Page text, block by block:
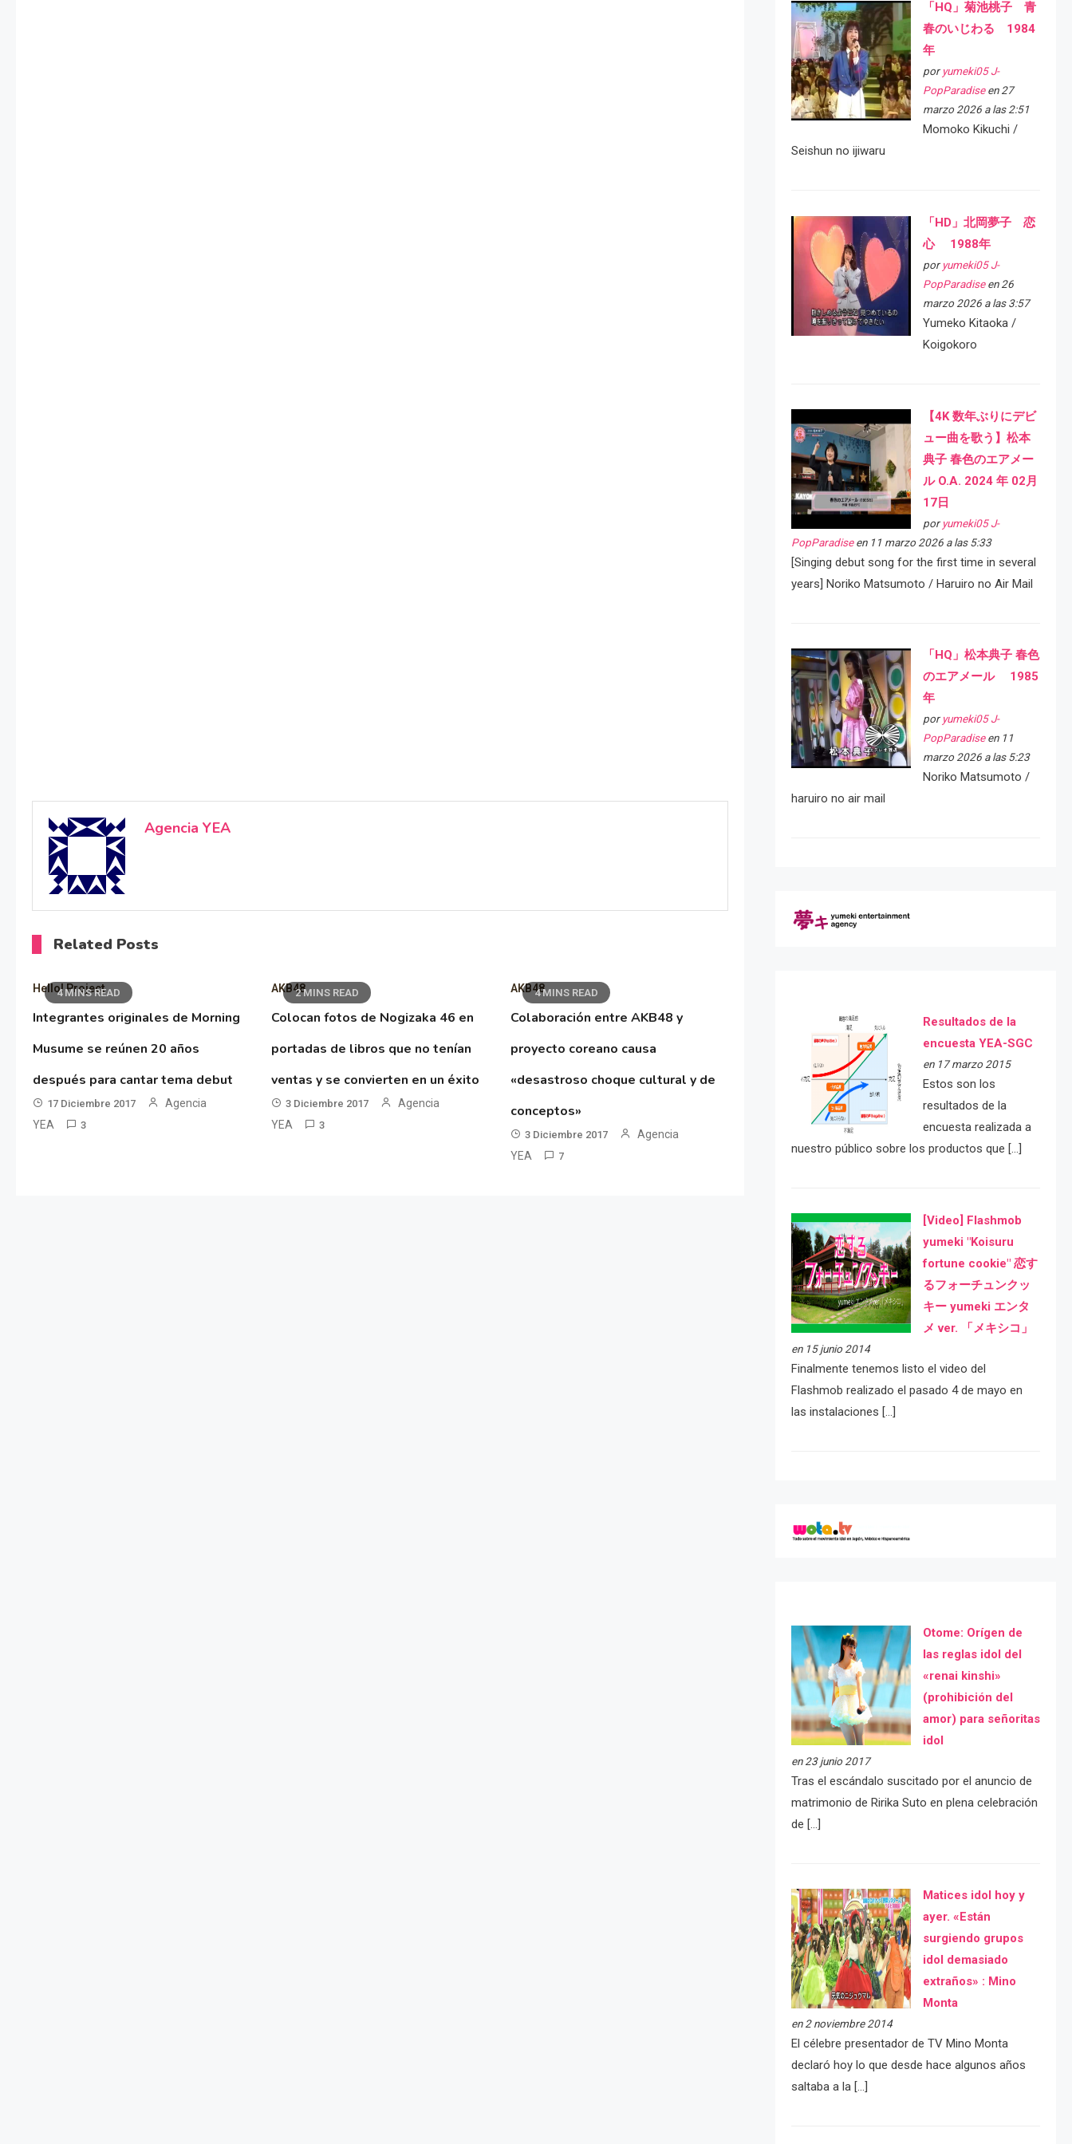
Agencia YEA
Related Posts
4 MINS READ
Hello! Project
Integrantes originales de Morning
Musume se reúnen 20 años
después para cantar tema debut
17 Diciembre 2017
Agencia
YEA
3
2 MINS READ
AKB48
Colocan fotos de Nogizaka 46 en
portadas de libros que no tenían
ventas y se convierten en un éxito
3 Diciembre 2017
Agencia
YEA
3
4 MINS READ
AKB48
Colaboración entre AKB48 y
proyecto coreano causa
«desastroso choque cultural y de
conceptos»
3 Diciembre 2017
Agencia
YEA
7
「HQ」菊池桃子 青
春のいじわる 1984
年
por yumeki05 J-
PopParadiseen 27
marzo 2026 a las 2:51
Momoko Kikuchi /
Seishun no ijiwaru
「HD」北岡夢子 恋
心 1988年
por yumeki05 J-
PopParadiseen 26
marzo 2026 a las 3:57
Yumeko Kitaoka /
Koigokoro
【4K 数年ぶりにデビ
ュー曲を歌う】松本
典子 春色のエアメー
ル O.A. 2024 年 02月
17日
por yumeki05 J-
PopParadiseen 11 marzo 2026 a las 5:33
[Singing debut song for the first time in several
years] Noriko Matsumoto / Haruiro no Air Mail
「HQ」松本典子 春色
のエアメール 1985
年
por yumeki05 J-
PopParadiseen 11
marzo 2026 a las 5:23
Noriko Matsumoto /
haruiro no air mail
Resultados de la
encuesta YEA-SGC
en 17 marzo 2015
Estos son los
resultados de la
encuesta realizada a
nuestro público sobre los productos que […]
[Video] Flashmob
yumeki "Koisuru
fortune cookie" 恋す
るフォーチュンクッ
キー yumeki エンタ
メ ver. 「メキシコ」
en 15 junio 2014
Finalmente tenemos listo el video del
Flashmob realizado el pasado 4 de mayo en
las instalaciones […]
Otome: Orígen de
las reglas idol del
«renai kinshi»
(prohibición del
amor) para señoritas
idol
en 23 junio 2017
Tras el escándalo suscitado por el anuncio de
matrimonio de Ririka Suto en plena celebración
de […]
Matices idol hoy y
ayer. «Están
surgiendo grupos
idol demasiado
extraños» : Mino
Monta
en 2 noviembre 2014
El célebre presentador de TV Mino Monta
declaró hoy lo que desde hace algunos años
saltaba a la […]